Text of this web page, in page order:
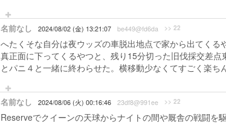
名前なし 2024/08/02 (金) 13:21:07 be449@fd6da >> 22
へたくそな自分は夜ウッズの車脱出地点で家から出てく
真正面に下ってくるやつと、残り15分切った旧伐採交差
とパニ４と一緒に終わらせた。横移動少なくてすごく楽ち
名前なし 2024/08/06 (火) 00:16:46 23df8@991ee >> 22
Reserveでクイーンの天球からナイトの間や厩舎の戦闘を